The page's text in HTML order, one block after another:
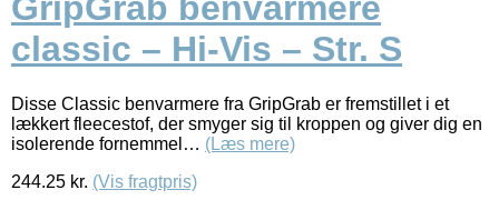
GripGrab benvarmere
classic – Hi-Vis – Str. S
Disse Classic benvarmere fra GripGrab er fremstillet i et
lækkert fleecestof, der smyger sig til kroppen og giver dig en
isolerende fornemmel… (Læs mere)
244.25 kr. (Vis fragtpris)